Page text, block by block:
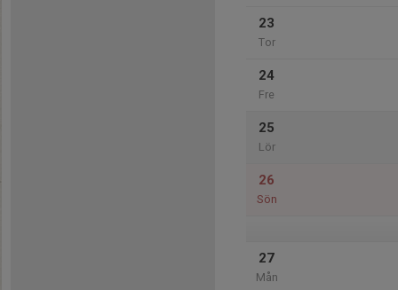
23
Tor
24
Fre
25
Lör
26
Sön
27
Mån